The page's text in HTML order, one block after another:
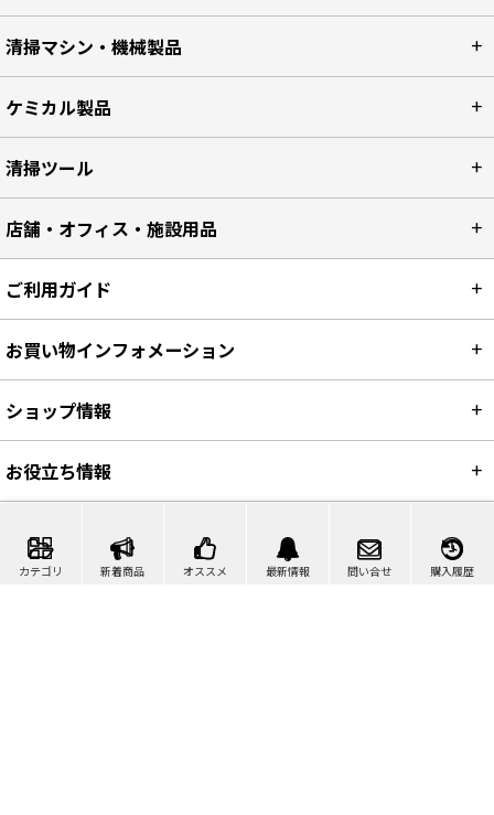
カテゴリ 新着商品 オススメ 最新情報 問い合せ 購入履歴
清掃マシン・機械製品
ケミカル製品
清掃ツール
店舗・オフィス・施設用品
ご利用ガイド
お買い物インフォメーション
ショップ情報
お役立ち情報